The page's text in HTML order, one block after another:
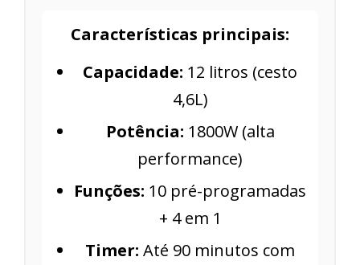
Características principais:
Capacidade: 12 litros (cesto
4,6L)
Potência: 1800W (alta
performance)
Funções: 10 pré-programadas
+ 4 em 1
Timer: Até 90 minutos com